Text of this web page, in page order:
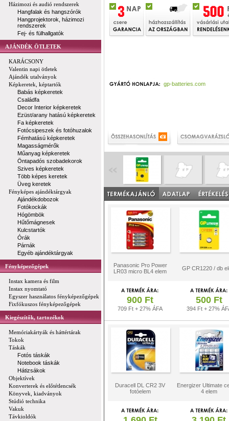
Házimozi és audió rendszerek
Hangfalak és hangszórók
Hangprojektorok, házimozi
rendszerek
Fej- és fülhallgatók
AJÁNDÉK ÖTLETEK
KARÁCSONY
Valentin napi ötletek
Ajándék utalványok
Képkeretek, képtartók
Babás képkeretek
Családfa
Decor Interior képkeretek
Ezüst/arany hatású képkeretek
Fa képkeretek
Fotócsipeszek és fotóhuzalok
Fémhatású képkeretek
Magasságmérők
Műanyag képkeretek
Öntapadós szobadekorok
Szives képkeretek
Több képes keretek
Üveg keretek
Fényképes ajándéktárgyak
Ajándékdobozok
Fotókockák
Hógömbök
Hűtőmágnesek
Kulcstartók
Órák
Párnák
Egyéb ajándéktárgyak
Fényképezőgépek
Instax kamera és film
Instax nyomtató
Egyszer használatos fényképezőgépek
Fixfókuszos fényképezőgépek
Kiegészítők, tartozékok
Memóriakártyák és háttértárak
Tokok
Táskák
Fotós táskák
Notebook táskák
Hátizsákok
Objektívek
Konverterek és előtétlencsék
Könyvek, kiadványok
Stúdió technika
Vakuk
Távkioldók
gp-batteries.com
Panasonic Pro Power
LR03 micro BL4 elem
GP CR1220 / db
900 Ft
709 Ft + 27% ÁFA
500 Ft
394 Ft + 27%
Duracell DL CR2 3V
fotóelem
Energizer Ultimate
4 elem